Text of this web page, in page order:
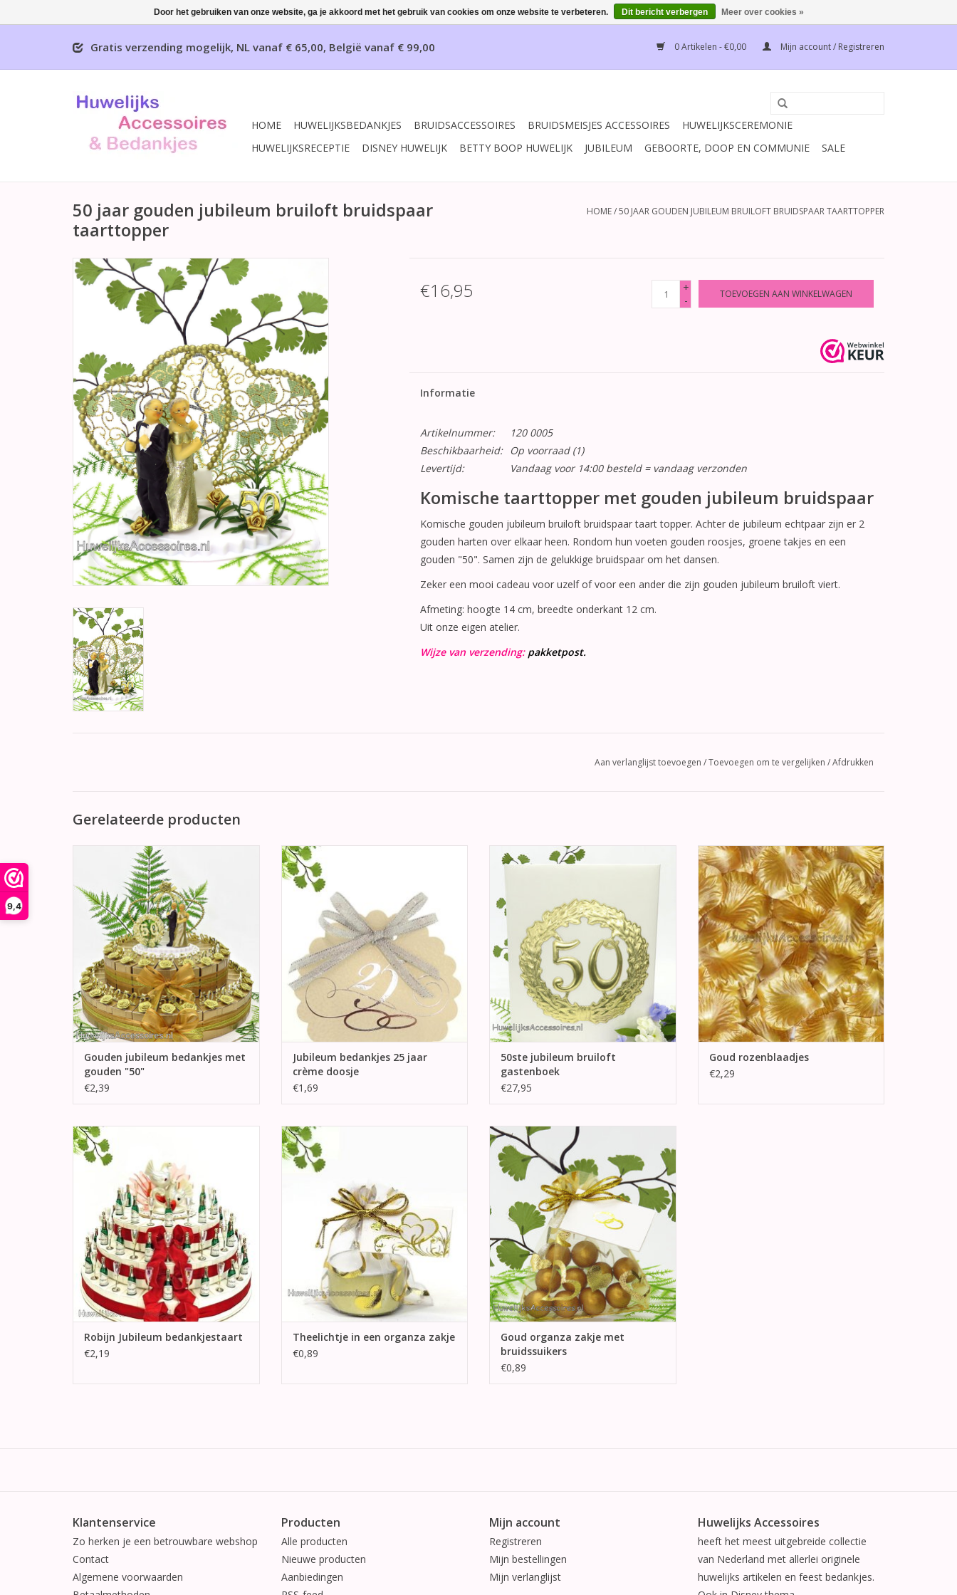
9,4
Gratis verzending mogelijk, NL vanaf € 65,00, België vanaf € 99,00 0 Artikelen - €0,00 Mijn account / Registreren
HOME HUWELIJKSBEDANKJES BRUIDSACCESSOIRES BRUIDSMEISJES ACCESSOIRES
HUWELIJKSCEREMONIE
HUWELIJKSRECEPTIE
DISNEY HUWELIJK BETTY BOOP HUWELIJK JUBILEUM GEBOORTE, DOOP EN COMMUNIE SALE
50 jaar gouden jubileum bruiloft bruidspaar
taarttopper
HOME/50 JAAR GOUDEN JUBILEUM BRUILOFT BRUIDSPAAR TAARTTOPPER
€16,95
+
-
TOEVOEGEN AAN WINKELWAGEN
Informatie
Artikelnummer:
120 0005
Beschikbaarheid:
Op voorraad(1)
Levertijd:
Vandaag voor 14:00 besteld = vandaag verzonden
Komische taarttopper met gouden jubileum bruidspaar
Komische gouden jubileum bruiloft bruidspaar taart topper. Achter de jubileum echtpaar zijn er 2
gouden harten over elkaar heen. Rondom hun voeten gouden roosjes, groene takjes en een
gouden "50". Samen zijn de gelukkige bruidspaar om het dansen.
Zeker een mooi cadeau voor uzelf of voor een ander die zijn gouden jubileum bruiloft viert.
Afmeting: hoogte 14 cm, breedte onderkant 12 cm.
Uit onze eigen atelier.
Wijze van verzending: pakketpost.
Aan verlanglijst toevoegen /Toevoegen om te vergelijken /Afdrukken
Gerelateerde producten
50 jaar gouden jubileum bedankjes met
gouden doosjes en gouden roosjes en
gouden "50" erop.
TOEVOEGEN AAN WINKELWAGEN
Gouden jubileum bedankjes met
gouden "50"
€2,39
Jubileum bedankjes 25 jaar crème doosje,
versierd met een zilveren lint.
TOEVOEGEN AAN WINKELWAGEN
Jubileum bedankjes 25 jaar
crème doosje
€1,69
Zeer mooie gouden jubileum gastenboek
met op de voorkant een grote gouden
In dit mooie gastenboek kunnen uw gasten
iets moois schrijven op uw speciale dag.
TOEVOEGEN AAN WINKELWAGEN
50ste jubileum bruiloft
gastenboek
€27,95
Zeer mooie gouden strooi rozenblaadjes,
ook mooie te gebruiken als versiering bij
de trouwdag of jubileum.
TOEVOEGEN AAN WINKELWAGEN
Goud rozenblaadjes
€2,29
40 jaar jubileum bedanktaart versierd met
champagne flesjes en champagne
glaasjes.
TOEVOEGEN AAN WINKELWAGEN
Robijn Jubileum bedankjestaart
€2,19
Theelichtje met een gouden kuipje verpakt
in een organza zakje met gouden hartjes
TOEVOEGEN AAN WINKELWAGEN
Theelichtje in een organza zakje
€0,89
Goud gekleurde organza zakje met
gouden hartjes en gevuld met
bruidssuiker.
TOEVOEGEN AAN WINKELWAGEN
Goud organza zakje met
bruidssuikers
€0,89
Klantenservice
Zo herken je een betrouwbare webshop
Contact
Algemene voorwaarden
Producten
Alle producten
Nieuwe producten
Aanbiedingen
Mijn account
Registreren
Mijn bestellingen
Mijn verlanglijst
Huwelijks Accessoires
heeft het meest uitgebreide collectie
van Nederland met allerlei originele
huwelijks artikelen en feest bedankjes.
Door het gebruiken van onze website, ga je akkoord met het gebruik van cookies om onze website te verbeteren. Dit bericht verbergen Meer over cookies »